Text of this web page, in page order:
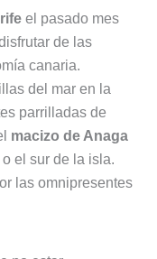
el pasado mes
de las
canaria.
del mar en la
parrilladas de
macizo de Anaga
el sur de la isla.
las omnipresentes